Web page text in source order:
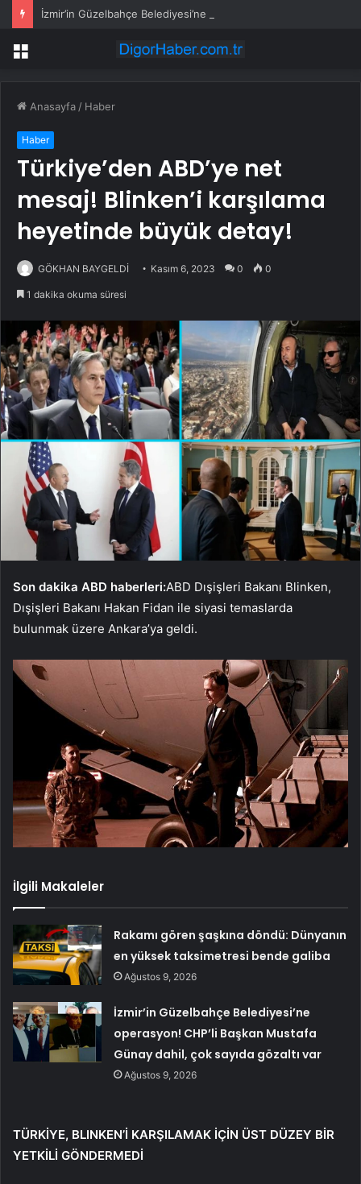
Menü
Anasayfa / Haber
Haber
Türkiye’den ABD’ye net
mesaj! Blinken’i karşılama
heyetinde büyük detay!
GÖKHAN BAYGELDİ Kasım 6, 2023 0 0
1 dakika okuma süresi
Son dakika ABD haberleri:ABD Dışişleri Bakanı Blinken,
Dışişleri Bakanı Hakan Fidan ile siyasi temaslarda
bulunmak üzere Ankara’ya geldi.
İlgili Makaleler
Rakamı gören şaşkına döndü: Dünyanın
en yüksek taksimetresi bende galiba
Ağustos 9, 2026
İzmir’in Güzelbahçe Belediyesi’ne
operasyon! CHP’li Başkan Mustafa
Günay dahil, çok sayıda gözaltı var
Ağustos 9, 2026
TÜRKİYE, BLINKEN’İ KARŞILAMAK İÇİN ÜST DÜZEY BİR
YETKİLİ GÖNDERMEDİ